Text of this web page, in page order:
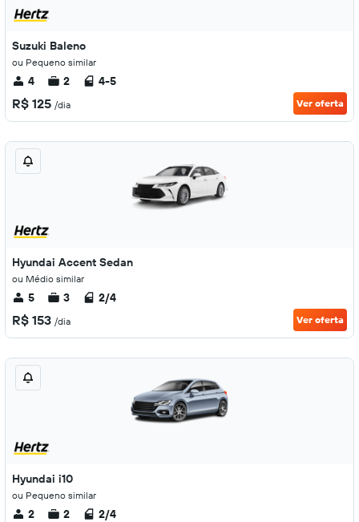
Suzuki Baleno
ou Pequeno similar
4 2 4-5
R$ 125 /dia Ver oferta
Hyundai Accent Sedan
ou Médio similar
5 3 2/4
R$ 153 /dia Ver oferta
Hyundai i10
ou Pequeno similar
2 2 2/4